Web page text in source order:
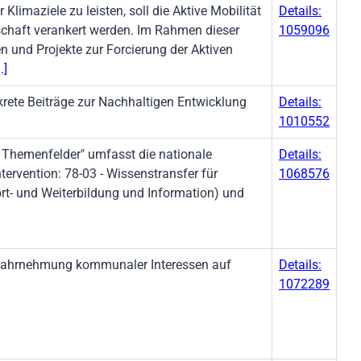
Klimaziele zu leisten, soll die Aktive Mobilität
verankert werden. Im Rahmen dieser
und Projekte zur Forcierung der Aktiven
Details:
1059096
Beiträge zur Nachhaltigen Entwicklung
Details:
1010552
umfasst die nationale
78-03 - Wissenstransfer für
und Weiterbildung und Information) und
Details:
1068576
kommunaler Interessen auf
Details:
1072289